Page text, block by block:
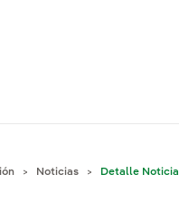
Noticias Detalle Noticia